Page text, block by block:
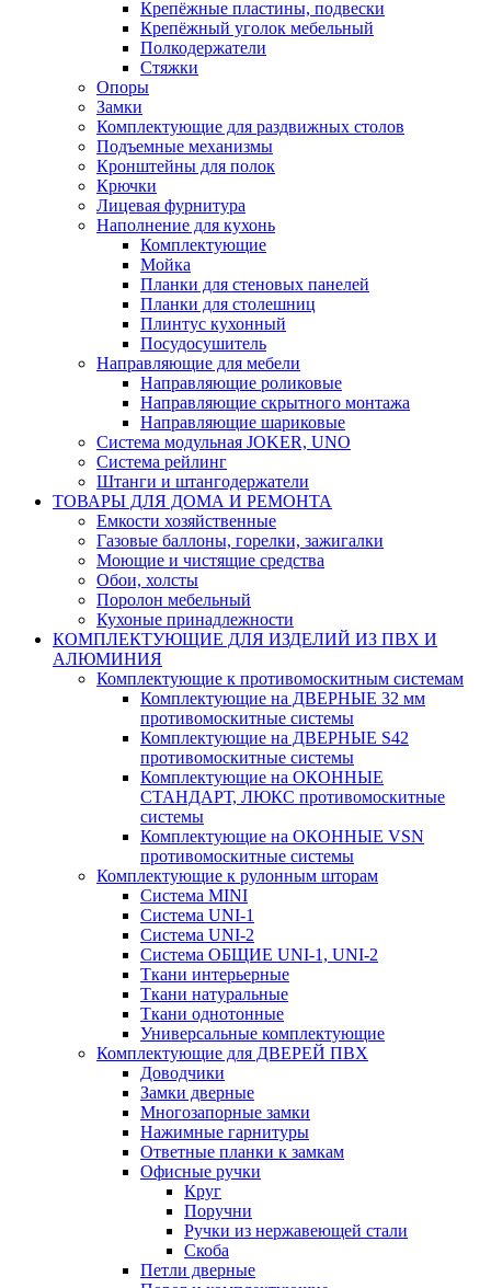
Крепёжные пластины, подвески
Крепёжный уголок мебельный
Полкодержатели
Стяжки
Опоры
Замки
Комплектующие для раздвижных столов
Подъемные механизмы
Кронштейны для полок
Крючки
Лицевая фурнитура
Наполнение для кухонь
Комплектующие
Мойка
Планки для стеновых панелей
Планки для столешниц
Плинтус кухонный
Посудосушитель
Направляющие для мебели
Направляющие роликовые
Направляющие скрытного монтажа
Направляющие шариковые
Система модульная JOKER, UNO
Система рейлинг
Штанги и штангодержатели
ТОВАРЫ ДЛЯ ДОМА И РЕМОНТА
Емкости хозяйственные
Газовые баллоны, горелки, зажигалки
Моющие и чистящие средства
Обои, холсты
Поролон мебельный
Кухоные принадлежности
КОМПЛЕКТУЮЩИЕ ДЛЯ ИЗДЕЛИЙ ИЗ ПВХ И
АЛЮМИНИЯ
Комплектующие к противомоскитным системам
Комплектующие на ДВЕРНЫЕ 32 мм
противомоскитные системы
Комплектующие на ДВЕРНЫЕ S42
противомоскитные системы
Комплектующие на ОКОННЫЕ
СТАНДАРТ, ЛЮКС противомоскитные
системы
Комплектующие на ОКОННЫЕ VSN
противомоскитные системы
Комплектующие к рулонным шторам
Система MINI
Система UNI-1
Система UNI-2
Система ОБЩИЕ UNI-1, UNI-2
Ткани интерьерные
Ткани натуральные
Ткани однотонные
Универсальные комплектующие
Комплектующие для ДВЕРЕЙ ПВХ
Доводчики
Замки дверные
Многозапорные замки
Нажимные гарнитуры
Ответные планки к замкам
Офисные ручки
Круг
Поручни
Ручки из нержавеющей стали
Скоба
Петли дверные